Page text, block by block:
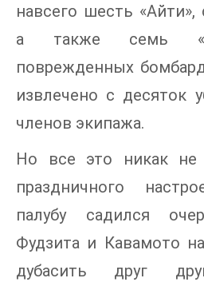
навсего шесть «Айти»,
а также семь
поврежденных
извлечено с десяток
членов экипажа.
Но все это никак не
праздничного
палубу садился
Фудзита и Кавамото
дубасить друг